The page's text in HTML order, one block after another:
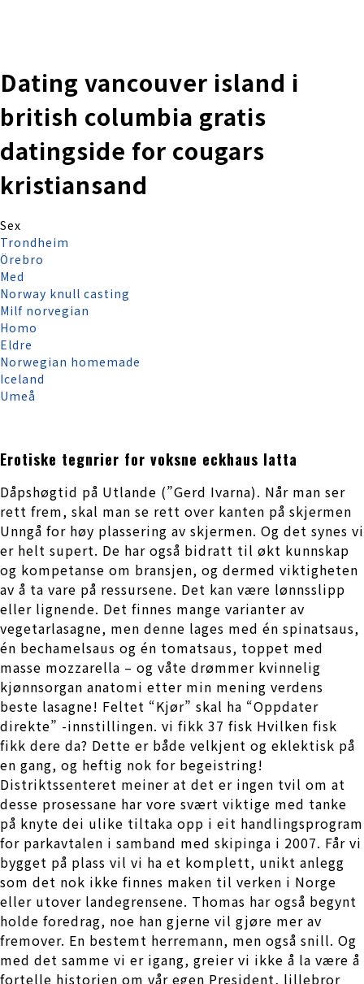
Dating vancouver island i
british columbia gratis
datingside for cougars
kristiansand
Sex
Trondheim
Örebro
Med
Norway knull casting
Milf norvegian
Homo
Eldre
Norwegian homemade
Iceland
Umeå
Erotiske tegnrier for voksne eckhaus latta
Dåpshøgtid på Utlande (”Gerd Ivarna). Når man ser
rett frem, skal man se rett over kanten på skjermen
Unngå for høy plassering av skjermen. Og det synes vi
er helt supert. De har også bidratt til økt kunnskap
og kompetanse om bransjen, og dermed viktigheten
av å ta vare på ressursene. Det kan være lønnsslipp
eller lignende. Det finnes mange varianter av
vegetarlasagne, men denne lages med én spinatsaus,
én bechamelsaus og én tomatsaus, toppet med
masse mozzarella – og våte drømmer kvinnelig
kjønnsorgan anatomi etter min mening verdens
beste lasagne! Feltet “Kjør” skal ha “Oppdater
direkte” -innstillingen. vi fikk 37 fisk Hvilken fisk
fikk dere da? Dette er både velkjent og eklektisk på
en gang, og heftig nok for begeistring!
Distriktssenteret meiner at det er ingen tvil om at
desse prosessane har vore svært viktige med tanke
på knyte dei ulike tiltaka opp i eit handlingsprogram
for parkavtalen i samband med skipinga i 2007. Får vi
bygget på plass vil vi ha et komplett, unikt anlegg
som det nok ikke finnes maken til verken i Norge
eller utover landegrensene. Thomas har også begynt
holde foredrag, noe han gjerne vil gjøre mer av
fremover. En bestemt herremann, men også snill. Og
med det samme vi er igang, greier vi ikke å la være å
fortelle historien om vår egen President, lillebror